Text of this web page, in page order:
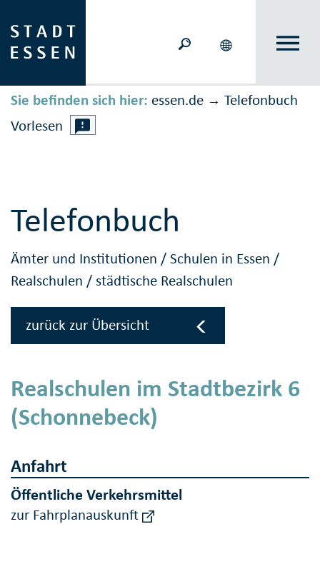
Sie befinden sich hier: essen.de → Telefonbuch
Vorlesen
Telefonbuch
Ämter und Institutionen /Schulen in Essen /
Realschulen /städtische Realschulen
zurück zur Übersicht
Realschulen im Stadtbezirk 6
(Schonnebeck)
Anfahrt
Öffentliche Verkehrsmittel
zur Fahrplanauskunft